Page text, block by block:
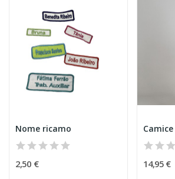
Nome ricamo
2,50 € 14,95 €